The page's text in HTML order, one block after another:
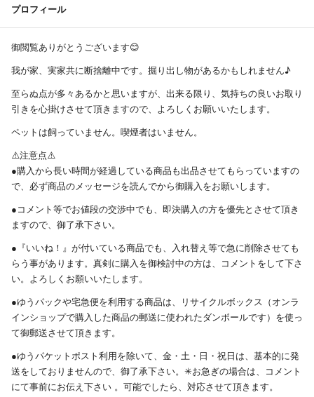
プロフィール
御閲覧ありがとうございます😊
我が家、実家共に断捨離中です。掘り出し物があるかもしれません♪
至らぬ点が多々あるかと思いますが、出来る限り、気持ちの良いお取り
引きを心掛けさせて頂きますので、よろしくお願いいたします。
ペットは飼っていません。喫煙者はいません。
⚠️注意点⚠️
●購入から長い時間が経過している商品も出品させてもらっていますの
で、必ず商品のメッセージを読んでから御購入をお願いします。
●コメント等でお値段の交渉中でも、即決購入の方を優先とさせて頂き
ますので、御了承下さい。
●『いいね！』が付いている商品でも、入れ替え等で急に削除させても
らう事があります。真剣に購入を御検討中の方は、コメントをして下さ
い。よろしくお願いいたします。
●ゆうパックや宅急便を利用する商品は、リサイクルボックス（オンラ
インショップで購入した商品の郵送に使われたダンボールです）を使っ
て御郵送させて頂きます。
●ゆうパケットポスト利用を除いて、金・土・日・祝日は、基本的に発
送をしておりませんので、御了承下さい。✳︎お急ぎの場合は、コメント
にて事前にお伝え下さい 。可能でしたら、対応させて頂きます。